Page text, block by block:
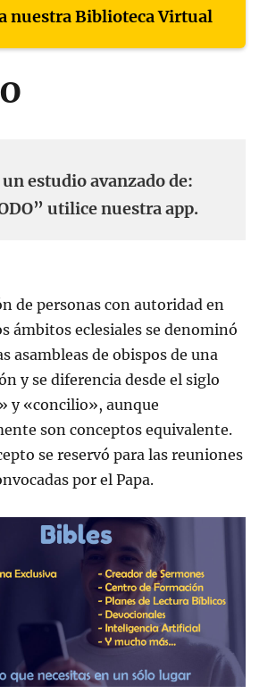
nuestra Biblioteca Virtual
un estudio avanzado de:
utilice nuestra app.
de personas con autoridad en
ámbitos eclesiales se denominó
asambleas de obispos de una
y se diferencia desde el siglo
y «concilio», aunque
son conceptos equivalente.
se reservó para las reuniones
por el Papa.